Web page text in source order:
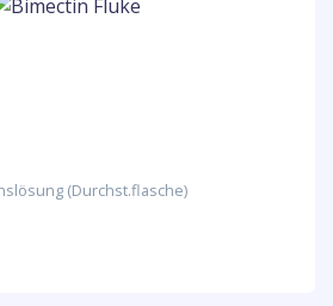
(Durchst.flasche)